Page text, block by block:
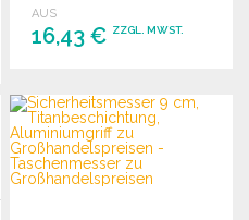
Notfälle, eleganter
Olivenholzgriff.
AUS
16,43 € ZZGL. MWST.
Angebot anfordern